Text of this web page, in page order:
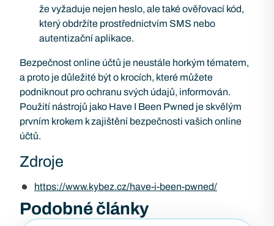
že vyžaduje nejen heslo, ale také ověřovací kód,
který obdržíte prostřednictvím SMS nebo
autentizační aplikace.
Bezpečnost online účtů je neustále horkým tématem,
a proto je důležité být o krocích, které můžete
podniknout pro ochranu svých údajů, informován.
Použití nástrojů jako Have I Been Pwned je skvělým
prvním krokem k zajištění bezpečnosti vašich online
účtů.
Zdroje
https://www.kybez.cz/have-i-been-pwned/
Podobné články